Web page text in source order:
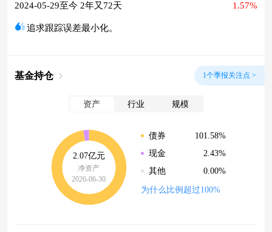
2024-05-29至今 2年又72天 1.57%
追求跟踪误差最小化。
基金持仓 1个季报关注点 >
资产 行业 规模
2.07亿元
净资产
2026-06-30
债券
101.58%
现金
2.43%
其他
0.00%
为什么比例超过100%